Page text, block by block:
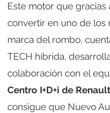
Este motor que gracias
convertir en uno de los
marca del rombo,
TECH híbrida,
colaboración con el
Centro I+D+i de
consigue que Nuevo